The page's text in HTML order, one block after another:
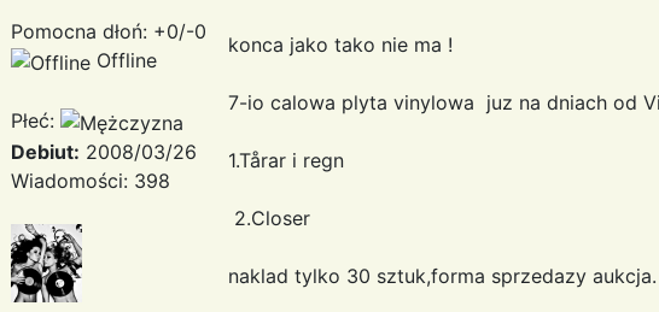
Pomocna dłoń: +0/-0
Offline
Płeć:
Debiut: 2008/03/26
Wiadomości: 398
konca jako tako nie ma !
7-io calowa plyta vinylowa juz na dniach od
1.Tårar i regn
2.Closer
naklad tylko 30 sztuk,forma sprzedazy aukcja.